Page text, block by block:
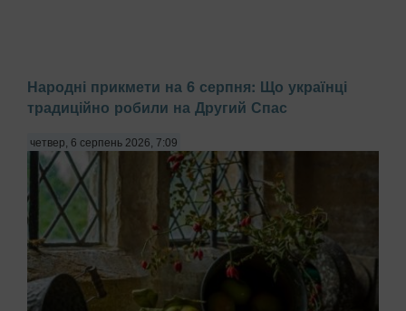
Народні прикмети на 6 серпня: Що українці
традиційно робили на Другий Спас
четвер, 6 серпень 2026, 7:09